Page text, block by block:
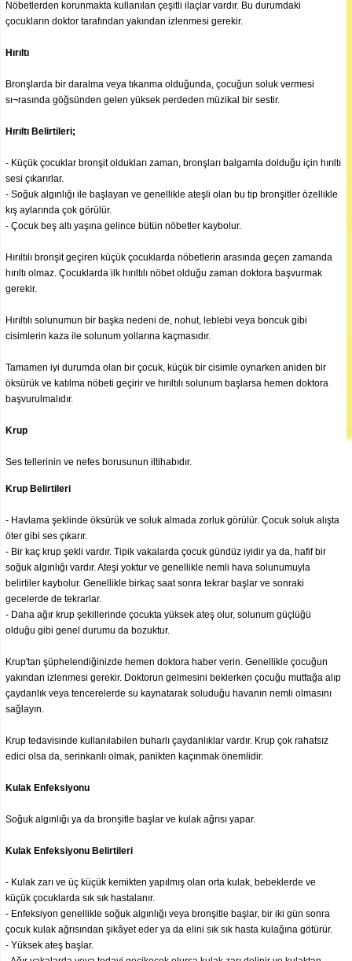
Nöbetlerden korunmakta kullanılan çeşitli ilaçlar vardır. Bu durumdaki
çocukların doktor tarafından yakından izlenmesi gerekir.
Hırıltı
Bronşlarda bir daralma veya tıkanma olduğunda, çocuğun soluk vermesi
sı¬rasında göğsünden gelen yüksek perdeden müzikal bir sestir.
Hırıltı Belirtileri;
- Küçük çocuklar bronşit oldukları zaman, bronşları balgamla dolduğu için hırıltı
sesi çıkarırlar.
- Soğuk algınlığı ile başlayan ve genellikle ateşli olan bu tip bronşitler özellikle
kış aylarında çok görülür.
- Çocuk beş altı yaşına gelince bütün nöbetler kaybolur.
Hırıltılı bronşit geçiren küçük çocuklarda nöbetlerin arasında geçen zamanda
hırıltı olmaz. Çocuklarda ilk hırıltılı nöbet olduğu zaman doktora başvurmak
gerekir.
Hırıltılı solunumun bir başka nedeni de, nohut, leblebi veya boncuk gibi
cisimlerin kaza ile solunum yollarına kaçmasıdır.
Tamamen iyi durumda olan bir çocuk, küçük bir cisimle oynarken aniden bir
öksürük ve katılma nöbeti geçirir ve hırıltılı solunum başlarsa hemen doktora
başvurulmalıdır.
Krup
Ses tellerinin ve nefes borusunun iltihabıdır.
Krup Belirtileri
- Havlama şeklinde öksürük ve soluk almada zorluk görülür. Çocuk soluk alışta
öter gibi ses çıkarır.
- Bir kaç krup şekli vardır. Tipik vakalarda çocuk gündüz iyidir ya da, hafif bir
soğuk algınlığı vardır. Ateşi yoktur ve genellikle nemli hava solunumuyla
belirtiler kaybolur. Genellikle birkaç saat sonra tekrar başlar ve sonraki
gecelerde de tekrarlar.
- Daha ağır krup şekillerinde çocukta yüksek ateş olur, solunum güçlüğü
olduğu gibi genel durumu da bozuktur.
Krup'tan şüphelendiğinizde hemen doktora haber verin. Genellikle çocuğun
yakından izlenmesi gerekir. Doktorun gelmesini beklerken çocuğu mutfağa alıp
çaydanlık veya tencerelerde su kaynatarak soluduğu havanın nemli olmasını
sağlayın.
Krup tedavisinde kullanılabilen buharlı çaydanlıklar vardır. Krup çok rahatsız
edici olsa da, serinkanlı olmak, panikten kaçınmak önemlidir.
Kulak Enfeksiyonu
Soğuk algınlığı ya da bronşitle başlar ve kulak ağrısı yapar.
Kulak Enfeksiyonu Belirtileri
- Kulak zarı ve üç küçük kemikten yapılmış olan orta kulak, bebeklerde ve
küçük çocuklarda sık sık hastalanır.
- Enfeksiyon genellikle soğuk algınlığı veya bronşitle başlar, bir iki gün sonra
çocuk kulak ağrısından şikâyet eder ya da elini sık sık hasta kulağına götürür.
- Yüksek ateş başlar.